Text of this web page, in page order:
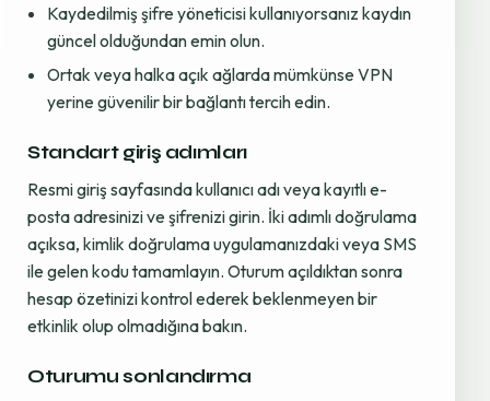
Kaydedilmiş şifre yöneticisi kullanıyorsanız kaydın
güncel olduğundan emin olun.
Ortak veya halka açık ağlarda mümkünse VPN
yerine güvenilir bir bağlantı tercih edin.
Standart giriş adımları
Resmi giriş sayfasında kullanıcı adı veya kayıtlı e-
posta adresinizi ve şifrenizi girin. İki adımlı doğrulama
açıksa, kimlik doğrulama uygulamanızdaki veya SMS
ile gelen kodu tamamlayın. Oturum açıldıktan sonra
hesap özetinizi kontrol ederek beklenmeyen bir
etkinlik olup olmadığına bakın.
Oturumu sonlandırma